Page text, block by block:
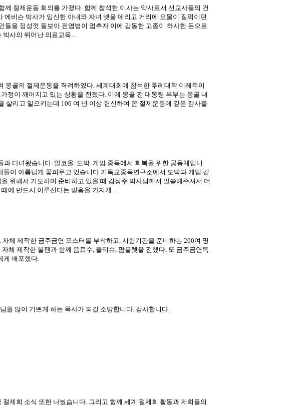
절제운동 회의를 가졌다. 함께 참석한 이사는 약사로서 선교사들의 건
비슨 박사가 임신한 아내와 자녀 넷을 데리고 거리에 오물이 질퍽이던
을 정성껏 돌보아 전염병이 멈추자 이에 감동한 고종이 하사한 돈으로
박사의 뛰어난 의료교육...
몽골의 절제운동을 격려하였다. 세계대회에 참석한 후레대학 이레두이
정이 깨어지고 있는 상황을 전했다. 이에 몽골 전 대통령 부부는 몽골 내
살리고 일으키는데 100 여 년 이상 헌신하여 온 절제운동에 깊은 감사를
다녀왔습니다. 알코올. 도박. 게임 중독에서 회복을 위한 공동체입니
이 아름답게 꽃피우고 있습니다.기독교중독연구소에서 도박과 게임 같
위해서 기도하며 준비하고 있을 때 김정주 박사님께서 말씀해주셔서 더
에 반드시 이루신다는 믿음을 가지게...
체 제작한 금주금연 포스터를 부착하고, 시험기간을 준비하는 200여 명
체 제작한 볼펜과 함께 음료수, 물티슈, 팜플렛을 전했다. 또 금주금연특
게 배포했다.
을 많이 기쁘게 하는 목사가 되길 소망합니다. 감사합니다.
제회 소식 또한 나눴습니다. 그리고 함께 세계 절제회 활동과 저희들의